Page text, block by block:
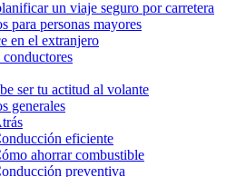
un viaje seguro por carretera
para personas mayores
en el extranjero
conductores
ser tu actitud al volante
generales
eficiente
ahorrar combustible
preventiva